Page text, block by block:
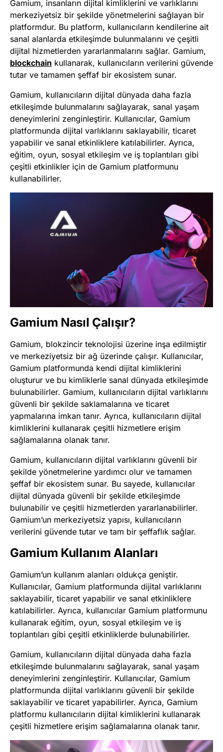
Gamium, insanların dijital kimliklerini ve varlıklarını
merkeziyetsiz bir şekilde yönetmelerini sağlayan bir
platformdur. Bu platform, kullanıcıların kendilerine ait
sanal alanlarda etkileşimde bulunmalarını ve çeşitli
dijital hizmetlerden yararlanmalarını sağlar. Gamium,
blockchain kullanarak, kullanıcıların verilerini güvende
tutar ve tamamen şeffaf bir ekosistem sunar.
Gamium, kullanıcıların dijital dünyada daha fazla
etkileşimde bulunmalarını sağlayarak, sanal yaşam
deneyimlerini zenginleştirir. Kullanıcılar, Gamium
platformunda dijital varlıklarını saklayabilir, ticaret
yapabilir ve sanal etkinliklere katılabilirler. Ayrıca,
eğitim, oyun, sosyal etkileşim ve iş toplantıları gibi
çeşitli etkinlikler için de Gamium platformunu
kullanabilirler.
Gamium Nasıl Çalışır?
Gamium, blokzincir teknolojisi üzerine inşa edilmiştir
ve merkeziyetsiz bir ağ üzerinde çalışır. Kullanıcılar,
Gamium platformunda kendi dijital kimliklerini
oluşturur ve bu kimliklerle sanal dünyada etkileşimde
bulunabilirler. Gamium, kullanıcıların dijital varlıklarını
güvenli bir şekilde saklamalarına ve ticaret
yapmalarına imkan tanır. Ayrıca, kullanıcıların dijital
kimliklerini kullanarak çeşitli hizmetlere erişim
sağlamalarına olanak tanır.
Gamium, kullanıcıların dijital varlıklarını güvenli bir
şekilde yönetmelerine yardımcı olur ve tamamen
şeffaf bir ekosistem sunar. Bu sayede, kullanıcılar
dijital dünyada güvenli bir şekilde etkileşimde
bulunabilir ve çeşitli hizmetlerden yararlanabilirler.
Gamium’un merkeziyetsiz yapısı, kullanıcıların
verilerini güvende tutar ve tam bir şeffaflık sağlar.
Gamium Kullanım Alanları
Gamium’un kullanım alanları oldukça geniştir.
Kullanıcılar, Gamium platformunda dijital varlıklarını
saklayabilir, ticaret yapabilir ve sanal etkinliklere
katılabilirler. Ayrıca, kullanıcılar Gamium platformunu
kullanarak eğitim, oyun, sosyal etkileşim ve iş
toplantıları gibi çeşitli etkinliklerde bulunabilirler.
Gamium, kullanıcıların dijital dünyada daha fazla
etkileşimde bulunmalarını sağlayarak, sanal yaşam
deneyimlerini zenginleştirir. Kullanıcılar, Gamium
platformunda dijital varlıklarını güvenli bir şekilde
saklayabilir ve ticaret yapabilirler. Ayrıca, Gamium
platformu kullanıcıların dijital kimliklerini kullanarak
çeşitli hizmetlere erişim sağlamalarına olanak tanır.